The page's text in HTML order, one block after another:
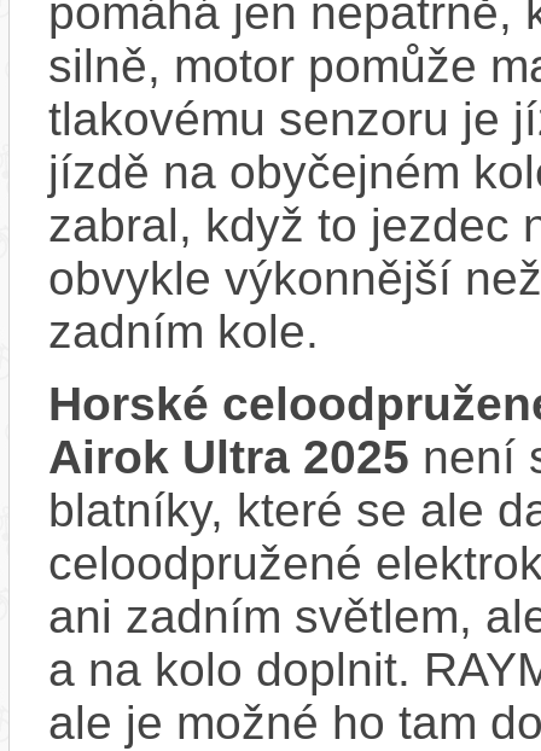
pomáhá jen nepatrně,
silně, motor pomůže
tlakovému senzoru je
jízdě na obyčejném
zabral, když to jezdec
obvykle výkonnější
zadním kole.
Horské
Airok Ultra 2025 není
blatníky, které se ale
celoodpružené
ani zadním světlem,
a na kolo doplnit.
ale je možné ho tam